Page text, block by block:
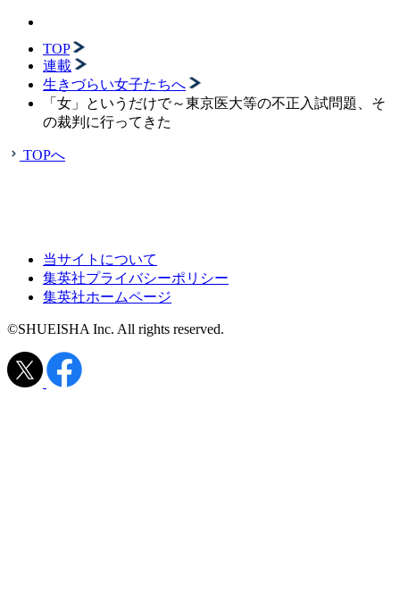
TOP
連載
生きづらい女子たちへ
「女」というだけで～東京医大等の不正入試問題、そ
の裁判に行ってきた
TOPへ
当サイトについて
集英社プライバシーポリシー
集英社ホームページ
©SHUEISHA Inc. All rights reserved.